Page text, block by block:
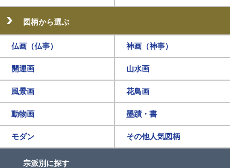
図柄から選ぶ
仏画（仏事） 神画（神事）
開運画 山水画
風景画 花鳥画
動物画 墨蹟・書
モダン その他人気図柄
宗派別に探す